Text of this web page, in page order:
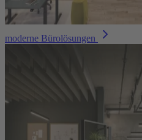
moderne Bürolösungen